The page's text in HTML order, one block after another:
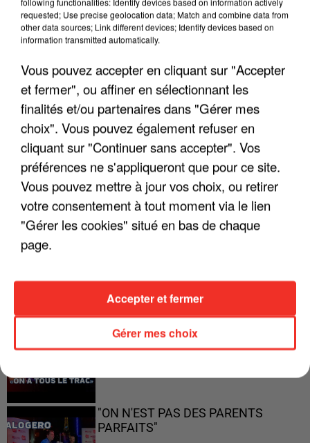
LES INTERVIEWS CHANTE
FRANCE
Voir plus
"JE SUIS À DISPOSITION DES
"ON A TOUS LE TRAC"
"ON N'EST PAS DES PARENTS
PARFAITS"
requested; Use precise geolocation data; Match and combine data from
other data sources; Link different devices; Identify devices based on
information transmitted automatically.
Vous pouvez accepter en cliquant sur "Accepter
et fermer", ou affiner en sélectionnant les
finalités et/ou partenaires dans "Gérer mes
choix". Vous pouvez également refuser en
cliquant sur "Continuer sans accepter". Vos
préférences ne s'appliqueront que pour ce site.
Vous pouvez mettre à jour vos choix, ou retirer
votre consentement à tout moment via le lien
"Gérer les cookies" situé en bas de chaque
page.
Gérer mes choix
Accepter et fermer